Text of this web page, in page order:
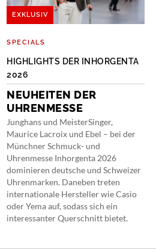
EXKLUSIV
SPECIALS
HIGHLIGHTS DER INHORGENTA
2026
NEUHEITEN DER
UHRENMESSE
Junghans und MeisterSinger,
Maurice Lacroix und Ebel – bei der
Münchner Schmuck- und
Uhrenmesse Inhorgenta 2026
dominieren deutsche und Schweizer
Uhrenmarken. Daneben treten
internationale Hersteller wie Casio
oder Yema auf, sodass sich ein
interessanter Querschnitt bietet.